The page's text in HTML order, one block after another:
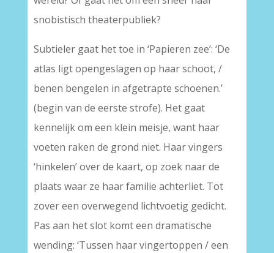
snobistisch theaterpubliek?
Subtieler gaat het toe in ‘Papieren zee’: ‘De
atlas ligt opengeslagen op haar schoot, /
benen bengelen in afgetrapte schoenen.’
(begin van de eerste strofe). Het gaat
kennelijk om een klein meisje, want haar
voeten raken de grond niet. Haar vingers
‘hinkelen’ over de kaart, op zoek naar de
plaats waar ze haar familie achterliet. Tot
zover een overwegend lichtvoetig gedicht.
Pas aan het slot komt een dramatische
wending: ‘Tussen haar vingertoppen / een